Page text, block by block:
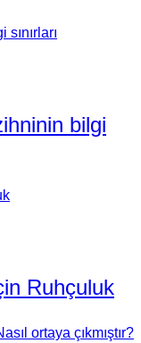
bilgi
Ruhçuluk